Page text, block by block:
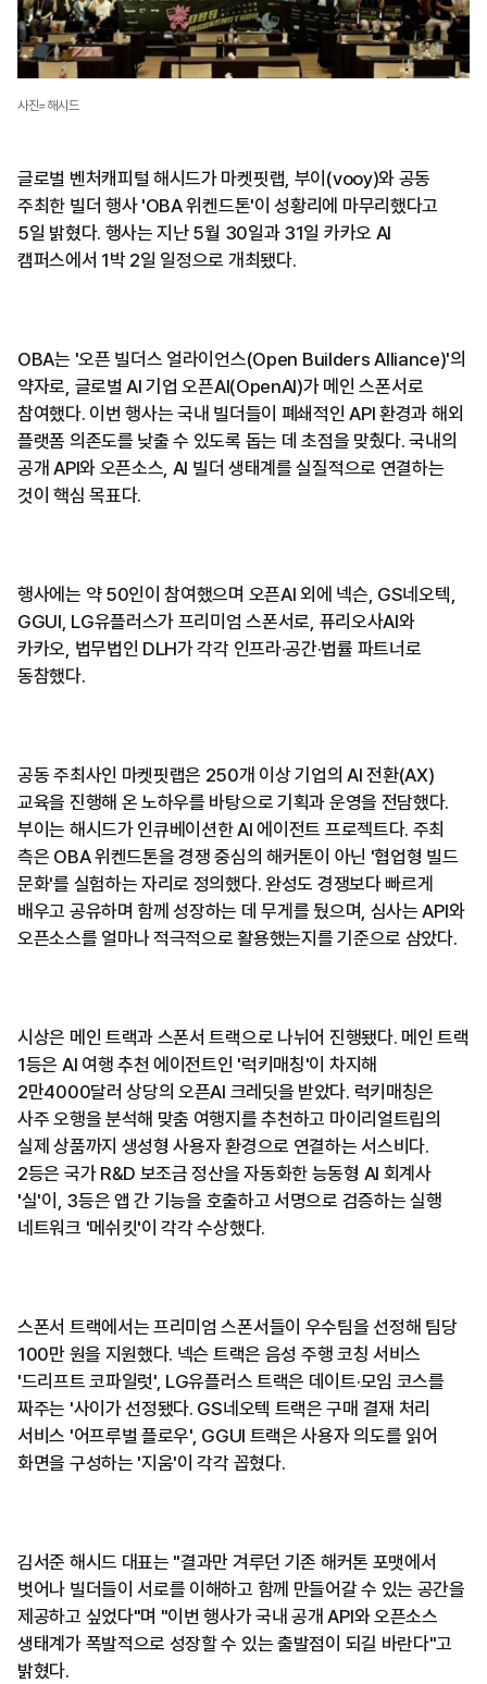
사진=해시드
글로벌 벤처캐피털 해시드가 마켓핏랩, 부이(vooy)와 공동
주최한 빌더 행사 'OBA 위켄드톤'이 성황리에 마무리했다고
5일 밝혔다. 행사는 지난 5월 30일과 31일 카카오 AI
캠퍼스에서 1박 2일 일정으로 개최됐다.
OBA는 '오픈 빌더스 얼라이언스(Open Builders Alliance)'의
약자로, 글로벌 AI 기업 오픈AI(OpenAI)가 메인 스폰서로
참여했다. 이번 행사는 국내 빌더들이 폐쇄적인 API 환경과 해외
플랫폼 의존도를 낮출 수 있도록 돕는 데 초점을 맞췄다. 국내의
공개 API와 오픈소스, AI 빌더 생태계를 실질적으로 연결하는
것이 핵심 목표다.
행사에는 약 50인이 참여했으며 오픈AI 외에 넥슨, GS네오텍,
GGUI, LG유플러스가 프리미엄 스폰서로, 퓨리오사AI와
카카오, 법무법인 DLH가 각각 인프라·공간·법률 파트너로
동참했다.
공동 주최사인 마켓핏랩은 250개 이상 기업의 AI 전환(AX)
교육을 진행해 온 노하우를 바탕으로 기획과 운영을 전담했다.
부이는 해시드가 인큐베이션한 AI 에이전트 프로젝트다. 주최
측은 OBA 위켄드톤을 경쟁 중심의 해커톤이 아닌 '협업형 빌드
문화'를 실험하는 자리로 정의했다. 완성도 경쟁보다 빠르게
배우고 공유하며 함께 성장하는 데 무게를 뒀으며, 심사는 API와
오픈소스를 얼마나 적극적으로 활용했는지를 기준으로 삼았다.
시상은 메인 트랙과 스폰서 트랙으로 나뉘어 진행됐다. 메인 트랙
1등은 AI 여행 추천 에이전트인 '럭키매칭'이 차지해
2만4000달러 상당의 오픈AI 크레딧을 받았다. 럭키매칭은
사주 오행을 분석해 맞춤 여행지를 추천하고 마이리얼트립의
실제 상품까지 생성형 사용자 환경으로 연결하는 서스비다.
2등은 국가 R&D 보조금 정산을 자동화한 능동형 AI 회계사
'실'이, 3등은 앱 간 기능을 호출하고 서명으로 검증하는 실행
네트워크 '메쉬킷'이 각각 수상했다.
스폰서 트랙에서는 프리미엄 스폰서들이 우수팀을 선정해 팀당
100만 원을 지원했다. 넥슨 트랙은 음성 주행 코칭 서비스
'드리프트 코파일럿', LG유플러스 트랙은 데이트·모임 코스를
짜주는 '사이가 선정됐다. GS네오텍 트랙은 구매 결재 처리
서비스 '어프루벌 플로우', GGUI 트랙은 사용자 의도를 읽어
화면을 구성하는 '지움'이 각각 꼽혔다.
김서준 해시드 대표는 "결과만 겨루던 기존 해커톤 포맷에서
벗어나 빌더들이 서로를 이해하고 함께 만들어갈 수 있는 공간을
제공하고 싶었다"며 "이번 행사가 국내 공개 API와 오픈소스
생태계가 폭발적으로 성장할 수 있는 출발점이 되길 바란다"고
밝혔다.